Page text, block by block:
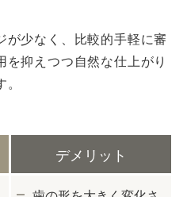
が少なく、比較的手軽に審
を抑えつつ自然な仕上がり
デメリット